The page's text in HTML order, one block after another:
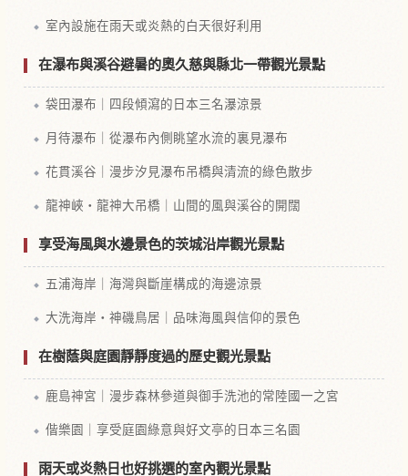
室內設施在雨天或炎熱的白天很好利用
在瀑布與溪谷避暑的奧久慈與縣北一帶觀光景點
袋田瀑布｜四段傾瀉的日本三名瀑涼景
月待瀑布｜從瀑布內側眺望水流的裏見瀑布
花貫溪谷｜漫步汐見瀑布吊橋與清流的綠色散步
龍神峽・龍神大吊橋｜山間的風與溪谷的開闊
享受海風與水邊景色的茨城沿岸觀光景點
五浦海岸｜海灣與斷崖構成的海邊涼景
大洗海岸・神磯鳥居｜品味海風與信仰的景色
在樹蔭與庭園靜靜度過的歷史觀光景點
鹿島神宮｜漫步森林參道與御手洗池的常陸國一之宮
偕樂園｜享受庭園綠意與好文亭的日本三名園
雨天或炎熱日也好挑選的室內觀光景點